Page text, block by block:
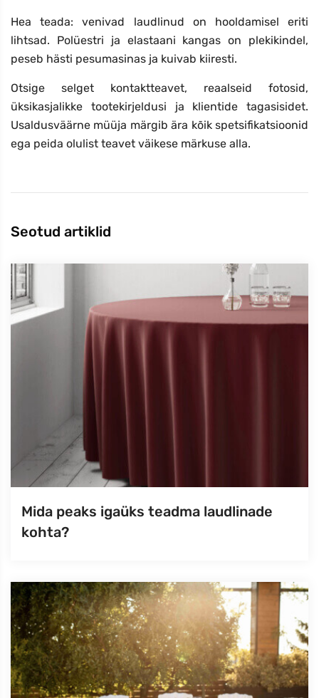
Hea teada: venivad laudlinud on hooldamisel eriti
lihtsad. Polüestri ja elastaani kangas on plekikindel,
peseb hästi pesumasinas ja kuivab kiiresti.
Otsige selget kontaktteavet, reaalseid fotosid,
üksikasjalikke tootekirjeldusi ja klientide tagasisidet.
Usaldusväärne müüja märgib ära kõik spetsifikatsioonid
ega peida olulist teavet väikese märkuse alla.
Seotud artiklid
Mida peaks igaüks teadma laudlinade
kohta?